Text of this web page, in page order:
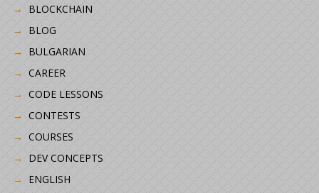
BLOCKCHAIN
BLOG
BULGARIAN
CAREER
CODE LESSONS
CONTESTS
COURSES
DEV CONCEPTS
ENGLISH